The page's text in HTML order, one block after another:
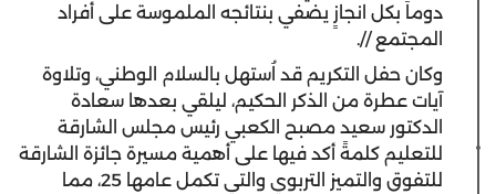
دوماً بكل انجازٍ يضفي بنتائجه الملموسة على أفراد
المجتمع //.
وكان حفل التكريم قد اُستهل بالسلام الوطني، وتلاوة
آيات عطرة من الذكر الحكيم، ليلقي بعدها سعادة
الدكتور سعيد مصبح الكعبي رئيس مجلس الشارقة
للتعليم كلمةً أكد فيها على أهمية مسيرة جائزة الشارقة
للتفوق والتميز التربوي والتي تكمل عامها 25، مما